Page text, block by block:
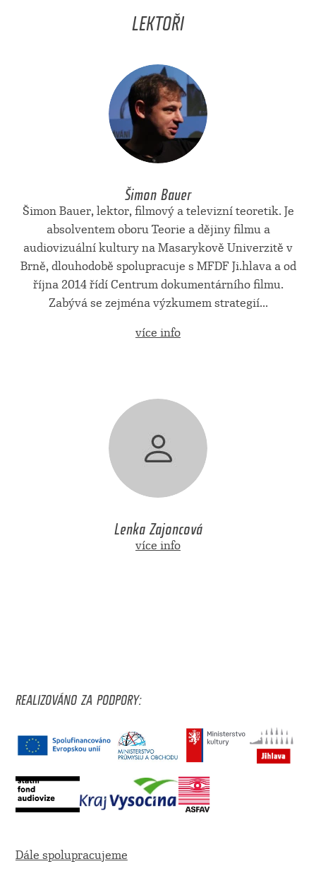
LEKTOŘI
Šimon Bauer
Šimon Bauer, lektor, filmový a televizní teoretik. Je
absolventem oboru Teorie a dějiny filmu a
audiovizuální kultury na Masarykově Univerzitě v
Brně, dlouhodobě spolupracuje s MFDF Ji.hlava a od
října 2014 řídí Centrum dokumentárního filmu.
Zabývá se zejména výzkumem strategií...
více info
Lenka Zajoncová
více info
REALIZOVÁNO ZA PODPORY:
Dále spolupracujeme